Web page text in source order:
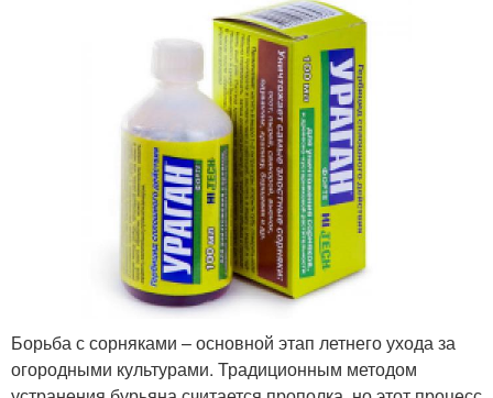
Борьба с сорняками – основной этап летнего ухода за
огородными культурами. Традиционным методом